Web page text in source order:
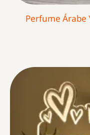
Perfume Árabe